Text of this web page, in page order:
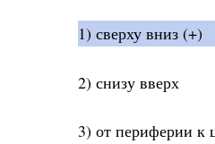
1) сверху вниз (+)
2) снизу вверх
3) от периферии к